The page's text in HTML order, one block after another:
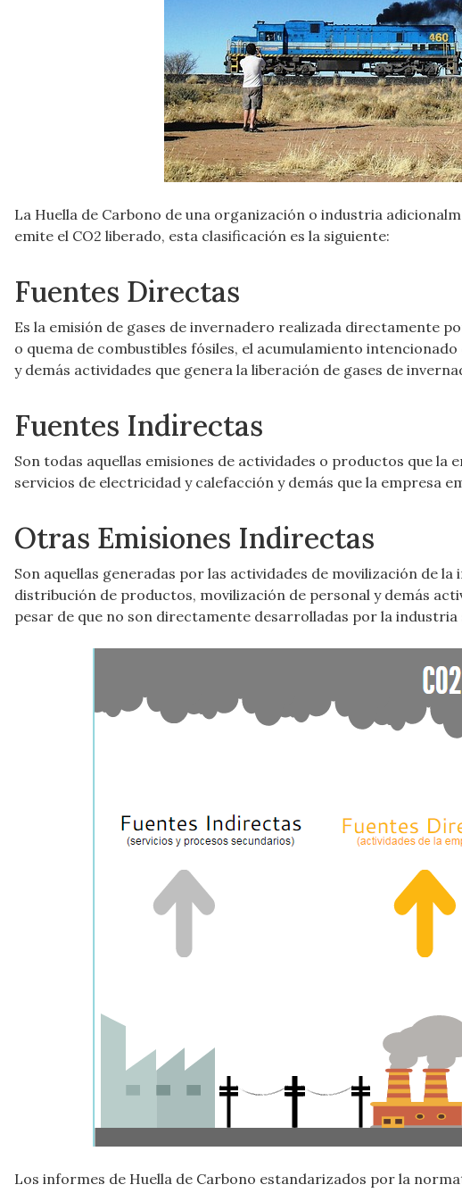
La Huella de Carbono de una organización o industria
emite el CO2 liberado, esta clasificación es la siguiente:
Fuentes Directas
Es la emisión de gases de invernadero realizada directamente
o quema de combustibles fósiles, el acumulamiento
y demás actividades que genera la liberación de gases de
Fuentes Indirectas
Son todas aquellas emisiones de actividades o productos que
servicios de electricidad y calefacción y demás que la empresa
Otras Emisiones Indirectas
Son aquellas generadas por las actividades de movilización de
distribución de productos, movilización de personal y demás
pesar de que no son directamente desarrolladas por la industria
Los informes de Huella de Carbono estandarizados por la